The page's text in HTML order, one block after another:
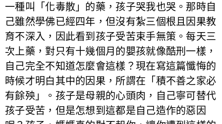
一種叫「化毒散」的藥，孩子哭我也哭。那時自
己雖然學佛已經四年，但沒有紮三個根且因果教
育不深入，因此看到孩子受苦束手無策。每天三
次上藥，對只有十幾個月的嬰孩就像酷刑一樣，
自己完全不知道怎麼會這樣？現在寫這篇懺悔的
時候才明白其中的因果，所謂在「積不善之家必
有餘殃」。孩子是母親的心頭肉，自己寧可替代
孩子受苦，但是怎想到這都是自己造作的惡因